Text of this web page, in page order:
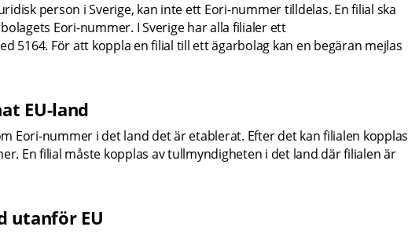
person i Sverige, kan inte ett Eori-nummer tilldelas. En filial ska
Eori-nummer. I Sverige har alla filialer ett
5164. För att koppla en filial till ett ägarbolag kan en begäran mejlas
EU-land
Eori-nummer i det land det är etablerat. Efter det kan filialen kopplas
En filial måste kopplas av tullmyndigheten i det land där filialen är
utanför EU